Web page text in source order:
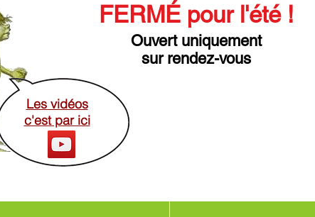
FERMÉ pour l'été!
Ouvert uniquement
sur rendez-vous
Les vidéos
c'est par ici